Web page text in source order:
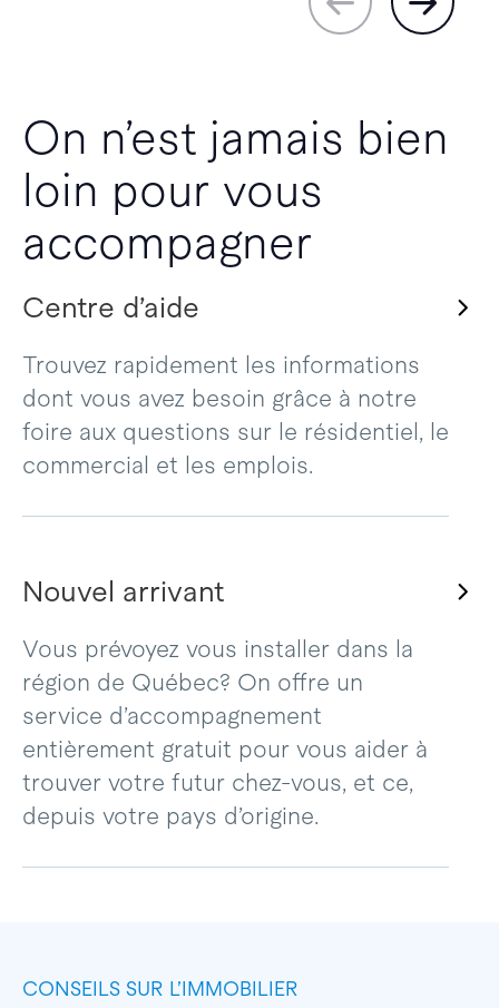
On n’est jamais bien
loin pour vous
accompagner
Centre d’aide
Trouvez rapidement les informations
dont vous avez besoin grâce à notre
foire aux questions sur le résidentiel, le
commercial et les emplois.
Nouvel arrivant
Vous prévoyez vous installer dans la
région de Québec? On offre un
service d’accompagnement
entièrement gratuit pour vous aider à
trouver votre futur chez-vous, et ce,
depuis votre pays d’origine.
CONSEILS SUR L’IMMOBILIER